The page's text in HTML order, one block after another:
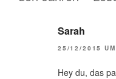
Sarah
25/12/2015
Hey du, das